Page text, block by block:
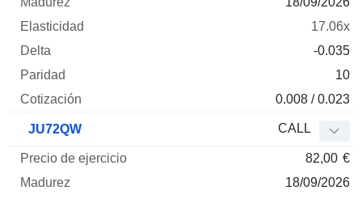
17.06x
-0.035
10
0.008 / 0.023
JU72QW CALL
82,00 €
18/09/2026